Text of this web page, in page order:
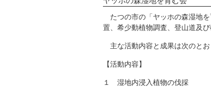
たつの市の「ヤッホの森湿地
置、希少動植物調査、登山道及
主な活動内容と成果は次のとお
【活動内容】
１ 湿地内浸入植物の伐採